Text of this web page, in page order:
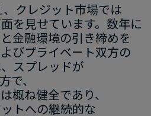
クレジット市場では​
を​見せています。​数年に​
金融環境の​引き締めを​
び​プライベート双方の​
スプレッドが​
で、​
概ね健全で​あり、​
トへの​継続的な​